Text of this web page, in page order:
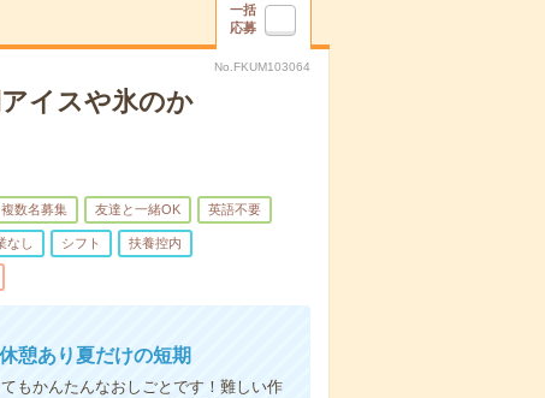
一括
応募
No.FKUM103064
イスや氷のか
複数名募集 友達と一緒OK 英語不要
なし シフト 扶養控内
憩あり夏だけの短期
もかんたんなおしごとです！難しい作